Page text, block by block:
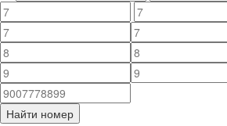
Найти номер